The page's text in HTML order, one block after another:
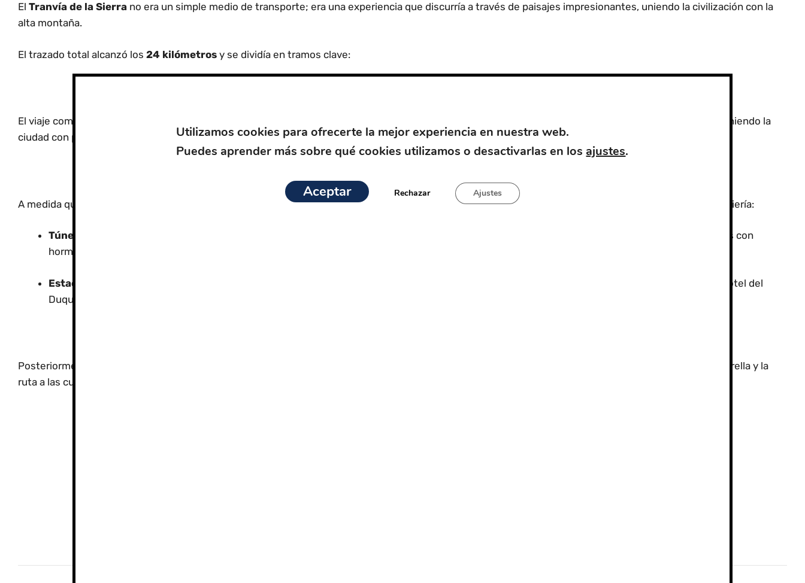
El Tranvía de la Sierra no era un simple medio de transporte; era una experiencia que discurría a través de paisajes impresionantes, uniendo la civilización con la
alta montaña.
El trazado total alcanzó los 24 kilómetros y se dividía en tramos clave:
El viaje comenzaba en la zona de las Vistillas, cerca del Hotel Alhambra Palace en Granada. Esta primera sección era de vía ordinaria y la más accesible, uniendo la
ciudad con poblaciones cercanas como Pinos Genil.
A medida que el ferrocarril avanzaba, el paisaje se volvía más escarpado. La línea discurría paralela al río Genil, y requirió una impresionante obra de ingeniería:
Túneles y Puentes:
, incluido el Puente del Blanquillo, uno de los primeros de España construidos con
hormigón.
Estación del Charcón:
Este punto, muy cercano a la población de Güéjar Sierra, era la estación más próxima al emplazamiento previsto para el Hotel del
Duque y sirvió de punto de retorno durante muchos años.
Posteriormente, las obras se extendieron hasta el
, un punto estratégico y popular que sirve de inicio a la mítica Vereda de la Estrella y la
ruta a las cumbres más altas de la Sierra. Este fue el punto final del trayecto del tranvía.
Utilizamos cookies para ofrecerte la mejor experiencia en nuestra web.
Puedes aprender más sobre qué cookies utilizamos o desactivarlas en los ajustes.
Aceptar Rechazar Ajustes